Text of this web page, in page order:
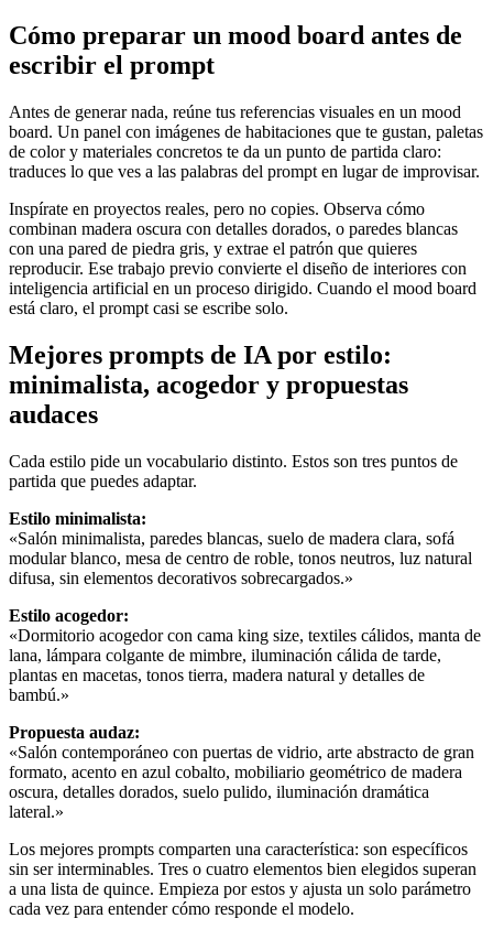
Cómo preparar un mood board antes de
escribir el prompt
Antes de generar nada, reúne tus referencias visuales en un mood
board. Un panel con imágenes de habitaciones que te gustan, paletas
de color y materiales concretos te da un punto de partida claro:
traduces lo que ves a las palabras del prompt en lugar de improvisar.
Inspírate en proyectos reales, pero no copies. Observa cómo
combinan madera oscura con detalles dorados, o paredes blancas
con una pared de piedra gris, y extrae el patrón que quieres
reproducir. Ese trabajo previo convierte el diseño de interiores con
inteligencia artificial en un proceso dirigido. Cuando el mood board
está claro, el prompt casi se escribe solo.
Mejores prompts de IA por estilo:
minimalista, acogedor y propuestas
audaces
Cada estilo pide un vocabulario distinto. Estos son tres puntos de
partida que puedes adaptar.
Estilo minimalista:
«Salón minimalista, paredes blancas, suelo de madera clara, sofá
modular blanco, mesa de centro de roble, tonos neutros, luz natural
difusa, sin elementos decorativos sobrecargados.»
Estilo acogedor:
«Dormitorio acogedor con cama king size, textiles cálidos, manta de
lana, lámpara colgante de mimbre, iluminación cálida de tarde,
plantas en macetas, tonos tierra, madera natural y detalles de
bambú.»
Propuesta audaz:
«Salón contemporáneo con puertas de vidrio, arte abstracto de gran
formato, acento en azul cobalto, mobiliario geométrico de madera
oscura, detalles dorados, suelo pulido, iluminación dramática
lateral.»
Los mejores prompts comparten una característica: son específicos
sin ser interminables. Tres o cuatro elementos bien elegidos superan
a una lista de quince. Empieza por estos y ajusta un solo parámetro
cada vez para entender cómo responde el modelo.